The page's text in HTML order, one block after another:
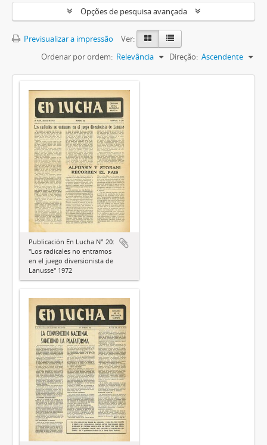
Opções de pesquisa avançada
Previsualizar a impressão
Ver:
Ordenar por ordem: Relevância Direção: Ascendente
Publicación En Lucha N° 20:
"Los radicales no entramos
en el juego diversionista de
Lanusse" 1972